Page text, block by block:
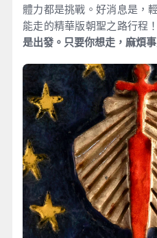
體力都是挑戰。好消息是，
能走的精華版朝聖之路行程！
是出發。只要你想走，麻煩